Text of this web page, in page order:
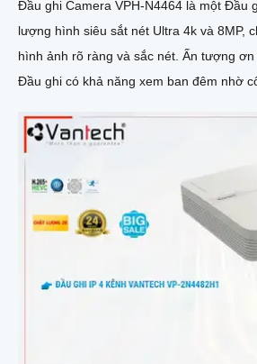
Đầu ghi Camera VPH-N4464 là một Đầu
lượng hình siêu sắt nét Ultra 4k và 8MP,
hình ảnh rõ ràng và sắc nét. Ấn tượng ơn với những thông số là
Đầu ghi có khả năng xem ban đêm nhờ